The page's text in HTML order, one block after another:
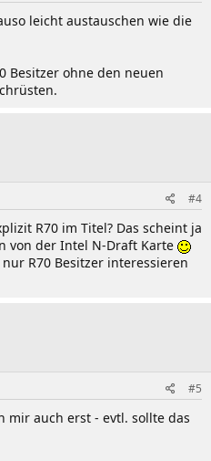
leicht austauschen wie die
Besitzer ohne den neuen
#4
R70 im Titel? Das scheint ja
von der Intel N-Draft Karte
R70 Besitzer interessieren
#5
mir auch erst - evtl. sollte das